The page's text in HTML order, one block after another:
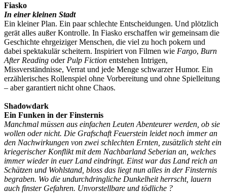
Fiasko
In einer kleinen Stadt
Ein kleiner Plan. Ein paar schlechte Entscheidungen. Und plötzlich
gerät alles außer Kontrolle. In Fiasko erschaffen wir gemeinsam die
Geschichte ehrgeiziger Menschen, die viel zu hoch pokern und
dabei spektakulär scheitern. Inspiriert von Filmen wie Fargo, Burn
After Reading oder Pulp Fiction entstehen Intrigen,
Missverständnisse, Verrat und jede Menge schwarzer Humor. Ein
erzählerisches Rollenspiel ohne Vorbereitung und ohne Spielleitung
– aber garantiert nicht ohne Chaos.
Shadowdark
Ein Funken in der Finsternis
Manchmal müssen aus einfachen Leuten Abenteurer werden, ob sie
wollen oder nicht. Die Grafschaft Feuerstein leidet noch immer an
den Nachwirkungen von zwei schlechten Ernten, zusätzlich steht ein
kriegerischer Konflikt mit dem Nachbarland Seberian an, welches
immer wieder in euer Land eindringt. Einst war das Land reich an
Schätzen und Wohlstand, bloss das liegt nun alles in der Finsternis
begraben. Wo die undurchdringliche Dunkelheit herrscht, lauern
auch finster Gefahren. Unvorstellbare und tödliche ?